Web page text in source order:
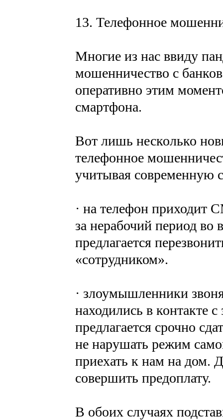
13. Телефонное
Многие из нас ввиду
мошенничество с
оперативно этим
смартфона.
Вот лишь несколько
телефонное
учитывая современную
· на телефон приходит
за нерабочий период во
предлагается
«сотрудником».
· злоумышленники
находились в контакте
предлагается срочно
не нарушать режим
приехать к нам на дом.
совершить предоплату.
В обоих случаях